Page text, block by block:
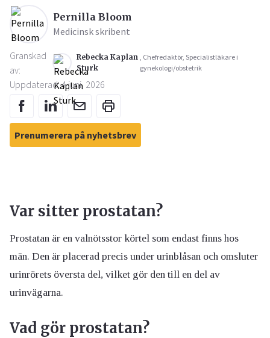
Pernilla Bloom
Medicinsk skribent
Granskad
av:
Rebecka Kaplan
Sturk
, Chefredaktör, Specialistläkare i
gynekologi/obstetrik
Uppdaterad: 4 juni, 2026
Prenumerera på nyhetsbrev
Var sitter prostatan?
Prostatan är en valnötsstor körtel som endast finns hos
män. Den är placerad precis under urinblåsan och omsluter
urinrörets översta del, vilket gör den till en del av
urinvägarna.
Vad gör prostatan?